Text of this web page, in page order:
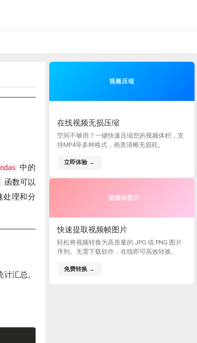
中的
函数可以
处理和分
汇总。
视频压缩
在线视频无损压缩
空间不够用？一键快速压缩您的视频体积，支
持MP4等多种格式，画质清晰无损耗。
立即体验 →
视频转图片
快速提取视频帧图片
轻松将视频转换为高质量的 JPG 或 PNG 图片
序列。无需下载软件，在线即可高效转换。
免费转换 →